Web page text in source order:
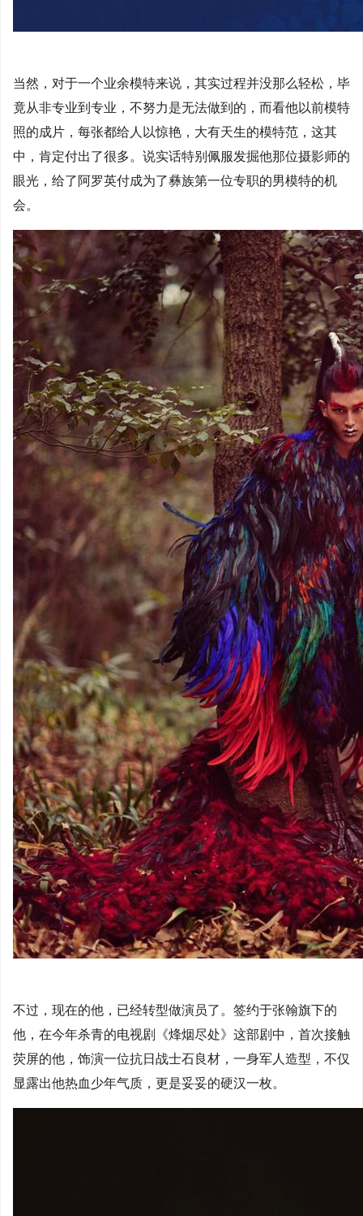
当然，对于一个业余模特来说，其实过程并没那么轻松，毕
竟从非专业到专业，不努力是无法做到的，而看他以前模特
照的成片，每张都给人以惊艳，大有天生的模特范，这其
中，肯定付出了很多。说实话特别佩服发掘他那位摄影师的
眼光，给了阿罗英付成为了彝族第一位专职的男模特的机
会。
不过，现在的他，已经转型做演员了。签约于张翰旗下的
他，在今年杀青的电视剧《烽烟尽处》这部剧中，首次接触
荧屏的他，饰演一位抗日战士石良材，一身军人造型，不仅
显露出他热血少年气质，更是妥妥的硬汉一枚。